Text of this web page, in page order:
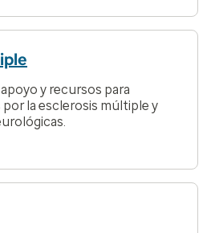
y recursos para
la esclerosis múltiple y